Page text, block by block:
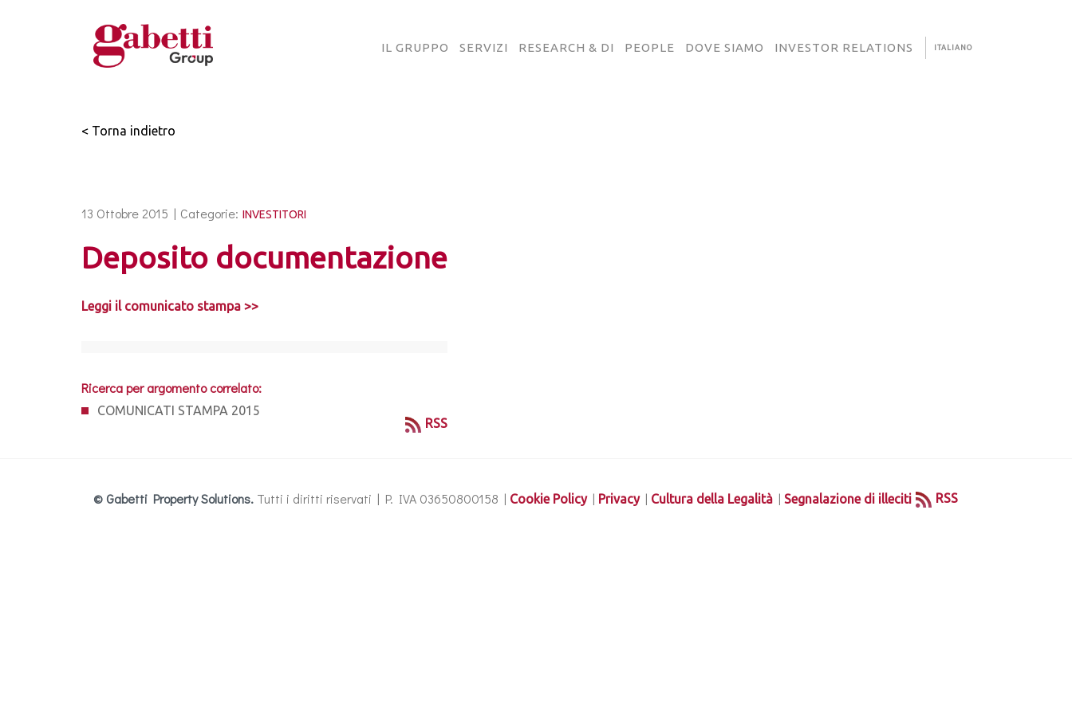
IL GRUPPO SERVIZI RESEARCH & DI PEOPLE DOVE SIAMO INVESTOR RELATIONS ITALIANO
< Torna indietro
13 Ottobre 2015 | Categorie: INVESTITORI
Deposito documentazione
Leggi il comunicato stampa >>
Ricerca per argomento correlato:
COMUNICATI STAMPA 2015
RSS
© Gabetti Property Solutions. Tutti i diritti riservati | P. IVA 03650800158 | Cookie Policy| Privacy| Cultura della Legalità | Segnalazione di illeciti RSS